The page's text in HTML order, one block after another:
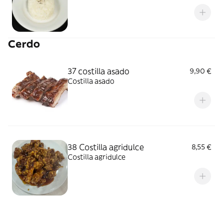
Cerdo
37 costilla asado
9,90 €
Costilla asado
38 Costilla agridulce
8,55 €
Costilla agridulce